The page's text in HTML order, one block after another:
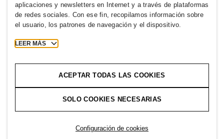
URUGUAY
Prensa Políticas y privacidad
Cookies
2026 H & M Hennes and Mauritz AB.
aplicaciones y newsletters en Internet y a través de plataformas
de redes sociales. Con ese fin, recopilamos información sobre
el usuario, los patrones de navegación y el dispositivo.
LEER MÁS
ACEPTAR TODAS LAS COOKIES
SOLO COOKIES NECESARIAS
Configuración de cookies